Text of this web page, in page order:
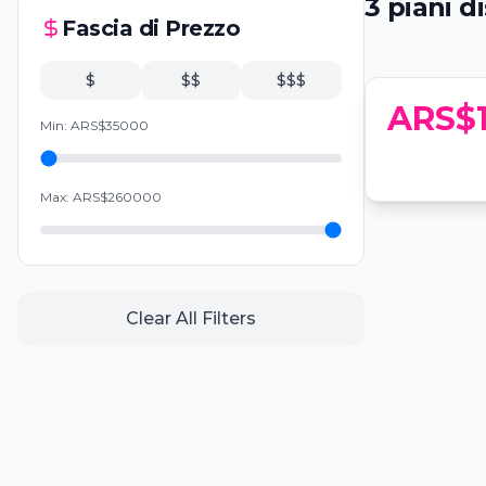
Fascia di Prezzo
$ $$ $$$
Min: ARS$35000
Max: ARS$260000
Clear All Filters
3 piani
San